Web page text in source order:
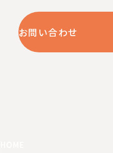
お問い合わせ